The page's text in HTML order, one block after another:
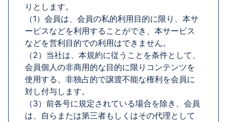
りとします。
（1）会員は、会員の私的利用目的に限り、本サ
ービスなどを利用することができ、本サービス
などを営利目的での利用はできません。
（2）当社は、本規約に従うことを条件として、
会員個人の非商用的な目的に限りコンテンツを
使用する、非独占的で譲渡不能な権利を会員に
対し付与します。
（3）前各号に規定されている場合を除き、会員
は、自らまたは第三者もしくはその代理として